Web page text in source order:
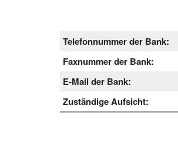
Telefonnummer der Bank:
Faxnummer der Bank:
E-Mail der Bank:
Zuständige Aufsicht: